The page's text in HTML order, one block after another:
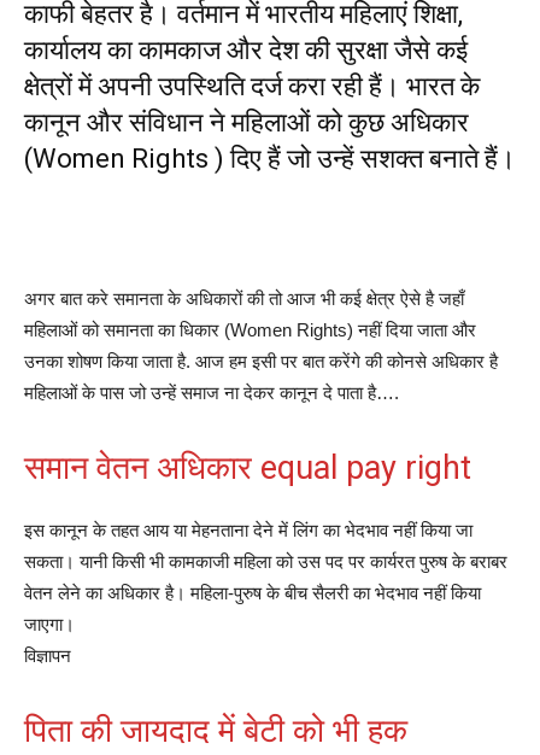
काफी बेहतर है। वर्तमान में भारतीय महिलाएं शिक्षा,
कार्यालय का कामकाज और देश की सुरक्षा जैसे कई
क्षेत्रों में अपनी उपस्थिति दर्ज करा रही हैं। भारत के
कानून और संविधान ने महिलाओं को कुछ अधिकार
(Women Rights ) दिए हैं जो उन्हें सशक्त बनाते हैं।
अगर बात करे समानता के अधिकारों की तो आज भी कई क्षेत्र ऐसे है जहाँ
महिलाओं को समानता का धिकार (Women Rights) नहीं दिया जाता और
उनका शोषण किया जाता है. आज हम इसी पर बात करेंगे की कोनसे अधिकार है
महिलाओं के पास जो उन्हें समाज ना देकर कानून दे पाता है….
समान वेतन अधिकार equal pay right
इस कानून के तहत आय या मेहनताना देने में लिंग का भेदभाव नहीं किया जा
सकता। यानी किसी भी कामकाजी महिला को उस पद पर कार्यरत पुरुष के बराबर
वेतन लेने का अधिकार है। महिला-पुरुष के बीच सैलरी का भेदभाव नहीं किया
जाएगा।
विज्ञापन
पिता की जायदाद में बेटी को भी हक